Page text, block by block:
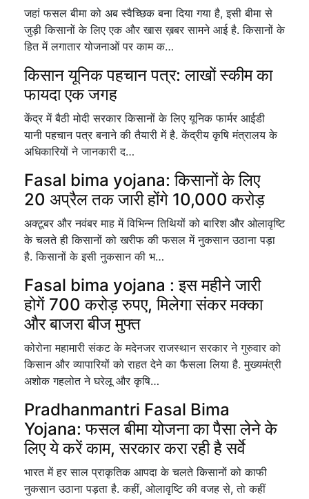
जहां फसल बीमा को अब स्वैच्छिक बना दिया गया है, इसी बीमा से
जुड़ी किसानों के लिए एक और खास ख़बर सामने आई है. किसानों के
हित में लगातार योजनाओं पर काम क…
किसान यूनिक पहचान पत्र: लाखों स्कीम का
फायदा एक जगह
केंद्र में बैठी मोदी सरकार किसानों के लिए यूनिक फार्मर आईडी
यानी पहचान पत्र बनाने की तैयारी में है. केंद्रीय कृषि मंत्रालय के
अधिकारियों ने जानकारी द…
Fasal bima yojana: किसानों के लिए
20 अप्रैल तक जारी होंगे 10,000 करोड़
अक्टूबर और नवंबर माह में विभिन्न तिथियों को बारिश और ओलावृष्टि
के चलते ही किसानों को खरीफ की फसल में नुकसान उठाना पड़ा
है. किसानों के इसी नुकसान की भ…
Fasal bima yojana : इस महीने जारी
होगें 700 करोड़ रुपए, मिलेगा संकर मक्का
और बाजरा बीज मुफ्त
कोरोना महामारी संकट के मदेनजर राजस्थान सरकार ने गुरुवार को
किसान और व्यापारियों को राहत देने का फैसला लिया है. मुख्यमंत्री
अशोक गहलोत ने घरेलू और कृषि…
Pradhanmantri Fasal Bima
Yojana: फसल बीमा योजना का पैसा लेने के
लिए ये करें काम, सरकार करा रही है सर्वे
भारत में हर साल प्राकृतिक आपदा के चलते किसानों को काफी
नुकसान उठाना पड़ता है. कहीं, ओलावृष्टि की वजह से, तो कहीं